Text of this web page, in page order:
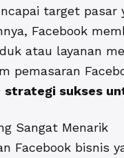
target pasar
Facebook
atau layanan
pemasaran
strategi sukses
Sangat Menarik
Facebook bisnis